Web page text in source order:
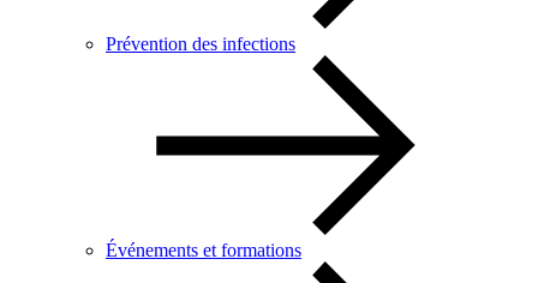
Prévention des infections
Événements et formations